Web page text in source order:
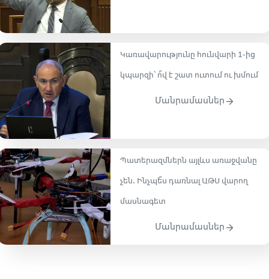
Կառավարությունը հունվարի 1-ից
կպարզի՝ ո՞վ է շատ ուտում ու խմում
Մանրամասներ
Պատերազմներն այլևս առաջվանը
չեն․ Ինչպե՞ս դառնալ ԱԹՍ վարող
մասնագետ
Մանրամասներ